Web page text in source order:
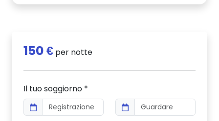
150 € per notte
Il tuo soggiorno *